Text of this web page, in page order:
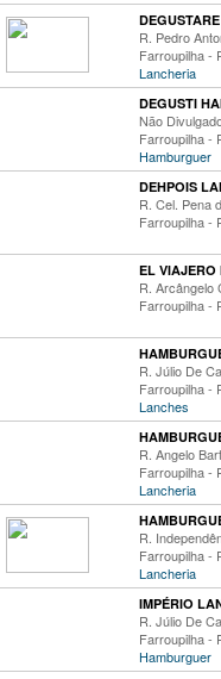
R. Pedro
Farroupilha -
Lancheria
DEGUSTI
Não
Farroupilha -
Hamburguer
DEHPOIS
R. Cel. Pena
Farroupilha -
EL VIAJERO
R. Arcângelo
Farroupilha -
R. Júlio De
Farroupilha -
Lanches
R. Angelo
Farroupilha -
Lancheria
R.
Farroupilha -
Lancheria
IMPÉRIO
R. Júlio De
Farroupilha -
Hamburguer